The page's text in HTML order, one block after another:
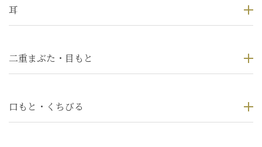
耳
二重まぶた・目もと
口もと・くちびる